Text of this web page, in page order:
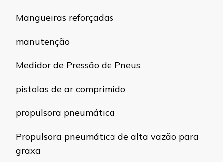
Mangueiras reforçadas
manutenção
Medidor de Pressão de Pneus
pistolas de ar comprimido
propulsora pneumática
Propulsora pneumática de alta vazão para
graxa